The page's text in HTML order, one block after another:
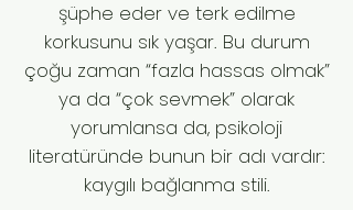
şüphe eder ve terk edilme
korkusunu sık yaşar. Bu durum
çoğu zaman “fazla hassas olmak”
ya da “çok sevmek” olarak
yorumlansa da, psikoloji
literatüründe bunun bir adı vardır:
kaygılı bağlanma stili.